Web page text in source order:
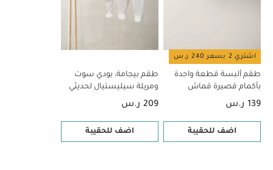
اشتري 2 بسعر 240 ر.س
طقم ألبسة قطعة واحدة
بأكمام قصيرة قماش
عضوي بلون أبيض - 5 قطع
139 ر.س
اضف للحقيبة
طقم بيجامة، بودي سوت
ومريلة سيليستيال لحديثي
الولادة، 5 قطع
209 ر.س
اضف للحقيبة